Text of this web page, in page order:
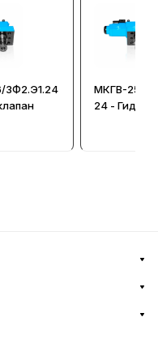
3Ф2.Э1.24
МКГВ-25/
24 -